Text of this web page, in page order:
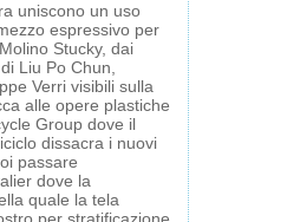
uniscono un uso
espressivo per
Stucky, dai
Liu Po Chun,
Verri visibili sulla
alle opere plastiche
Group dove il
dissacra i nuovi
passare
dove la
quale la tela